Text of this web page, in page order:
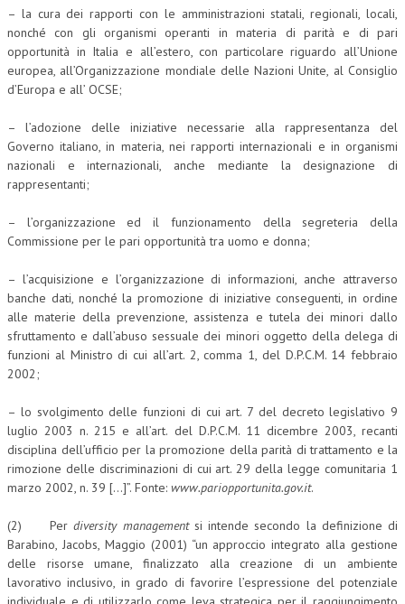
– la cura dei rapporti con le amministrazioni statali, regionali, locali,
nonché con gli organismi operanti in materia di parità e di pari
opportunità in Italia e all’estero, con particolare riguardo all’Unione
europea, all’Organizzazione mondiale delle Nazioni Unite, al Consiglio
d’Europa e all’ OCSE;
– l’adozione delle iniziative necessarie alla rappresentanza del
Governo italiano, in materia, nei rapporti internazionali e in organismi
nazionali e internazionali, anche mediante la designazione di
rappresentanti;
– l’organizzazione ed il funzionamento della segreteria della
Commissione per le pari opportunità tra uomo e donna;
– l’acquisizione e l’organizzazione di informazioni, anche attraverso
banche dati, nonché la promozione di iniziative conseguenti, in ordine
alle materie della prevenzione, assistenza e tutela dei minori dallo
sfruttamento e dall’abuso sessuale dei minori oggetto della delega di
funzioni al Ministro di cui all’art. 2, comma 1, del D.P.C.M. 14 febbraio
2002;
– lo svolgimento delle funzioni di cui art. 7 del decreto legislativo 9
luglio 2003 n. 215 e all’art. del D.P.C.M. 11 dicembre 2003, recanti
disciplina dell’ufficio per la promozione della parità di trattamento e la
rimozione delle discriminazioni di cui art. 29 della legge comunitaria 1
marzo 2002, n. 39 […]”. Fonte: www.pariopportunita.gov.it.
(2) Perdiversity managementsi intende secondo la definizione di
Barabino, Jacobs, Maggio (2001) “un approccio integrato alla gestione
delle risorse umane, finalizzato alla creazione di un ambiente
lavorativo inclusivo, in grado di favorire l’espressione del potenziale